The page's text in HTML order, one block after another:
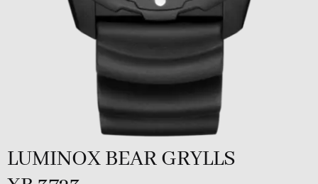
LUMINOX BEAR GRYLLS